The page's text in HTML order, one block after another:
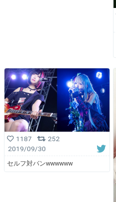
1187
252
2019/09/30
セルフ対バンwwwwww